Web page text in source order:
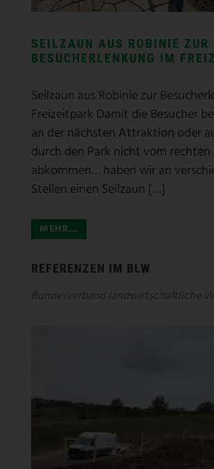
PARKPLATZZAUN AUS
BADESEE LAHDE
Parkplatzzaun aus Robinie am
Weil die Besucherströme wild auf
parkten, und die Rettungsgasse
einhielten musste der
Zaunanlage versehen werden. Die
einen Robinienzaun im Post […]
MEHR...
REFERENZEN IM BLW
Bundesverband landwirtschaftliche
SUPERGEFLECHT